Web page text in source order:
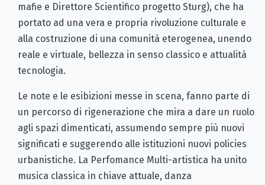
mafie e Direttore Scientifico progetto Sturg), che ha
portato ad una vera e propria rivoluzione culturale e
alla costruzione di una comunità eterogenea, unendo
reale e virtuale, bellezza in senso classico e attualità
tecnologia.
Le note e le esibizioni messe in scena, fanno parte di
un percorso di rigenerazione che mira a dare un ruolo
agli spazi dimenticati, assumendo sempre più nuovi
significati e suggerendo alle istituzioni nuovi policies
urbanistiche. La Perfomance Multi-artistica ha unito
musica classica in chiave attuale, danza